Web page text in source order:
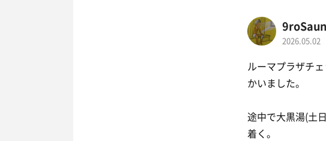
2026.05.02
ルーマプラザチ
かいました。
途中で大黒湯(土
着く。